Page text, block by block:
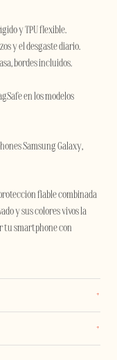
y TPU flexible.
y el desgaste diario.
bordes incluidos.
en los modelos
Samsung Galaxy,
fiable combinada
y sus colores vivos la
tu smartphone con